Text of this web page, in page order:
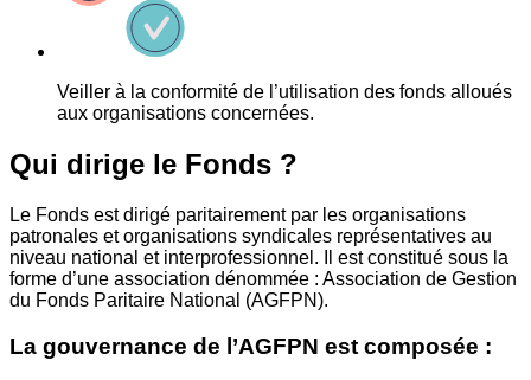
Veiller à la conformité de l’utilisation des fonds alloués
aux organisations concernées.
Qui dirige le Fonds ?
Le Fonds est dirigé paritairement par les organisations
patronales et organisations syndicales représentatives au
niveau national et interprofessionnel. Il est constitué sous la
forme d’une association dénommée : Association de Gestion
du Fonds Paritaire National (AGFPN).
La gouvernance de l’AGFPN est composée :